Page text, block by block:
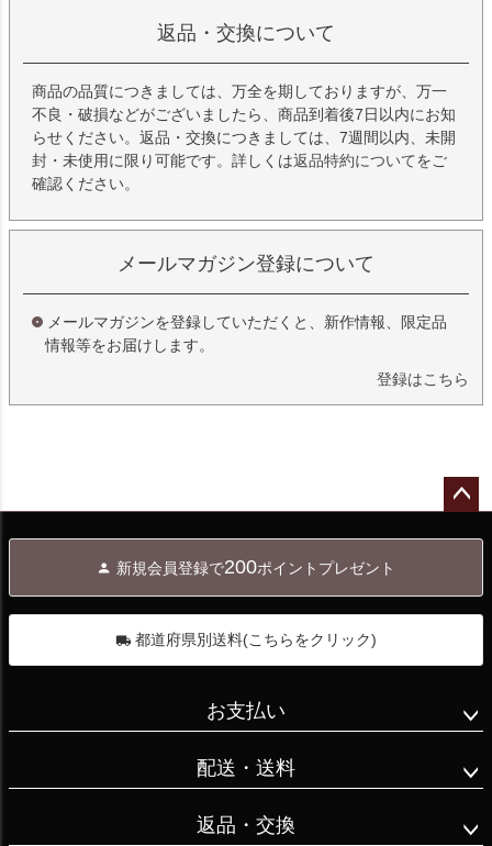
返品・交換について
商品の品質につきましては、万全を期しておりますが、万一
不良・破損などがございましたら、商品到着後7日以内にお知
らせください。返品・交換につきましては、7週間以内、未開
封・未使用に限り可能です。詳しくは返品特約についてをご
確認ください。
メールマガジン登録について
メールマガジンを登録していただくと、新作情報、限定品
情報等をお届けします。
登録はこちら
へ
新規会員登録で200ポイントプレゼント
都道府県別送料(こちらをクリック)
お支払い
配送・送料
返品・交換